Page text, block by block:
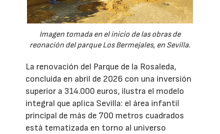
Imagen tomada en el inicio de las obras de
reonación del parque Los Bermejales, en Sevilla.
La renovación del Parque de la Rosaleda,
concluida en abril de 2026 con una inversión
superior a 314.000 euros, ilustra el modelo
integral que aplica Sevilla: el área infantil
principal de más de 700 metros cuadrados
está tematizada en torno al universo